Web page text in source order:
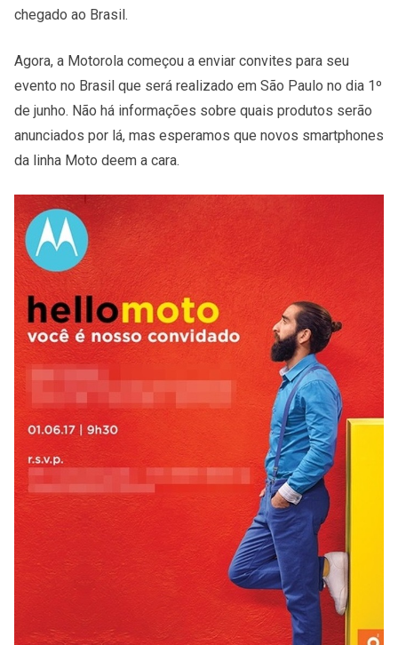
chegado ao Brasil.
Agora, a Motorola começou a enviar convites para seu
evento no Brasil que será realizado em São Paulo no dia 1º
de junho. Não há informações sobre quais produtos serão
anunciados por lá, mas esperamos que novos smartphones
da linha Moto deem a cara.